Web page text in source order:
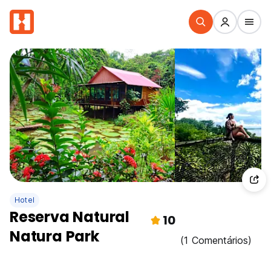
Hotel
Reserva Natural
Natura Park
10
(1 Comentários)